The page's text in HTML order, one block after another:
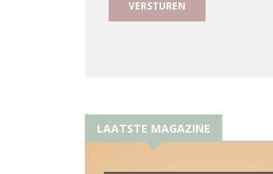
LAATSTE MAGAZINE